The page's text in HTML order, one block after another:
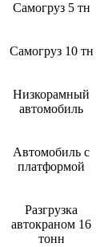
Самогруз 5 тн
Самогруз 10 тн
Низкорамный
автомобиль
Автомобиль с
платформой
Разгрузка
автокраном 16
тонн